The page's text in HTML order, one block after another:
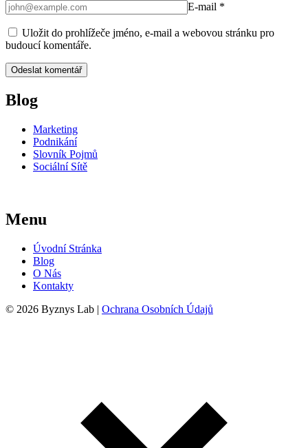
E-mail *
Uložit do prohlížeče jméno, e-mail a webovou stránku pro
budoucí komentáře.
Blog
Marketing
Podnikání
Slovník Pojmů
Sociální Sítě
Menu
Úvodní Stránka
Blog
O Nás
Kontakty
© 2026 Byznys Lab | Ochrana Osobních Údajů